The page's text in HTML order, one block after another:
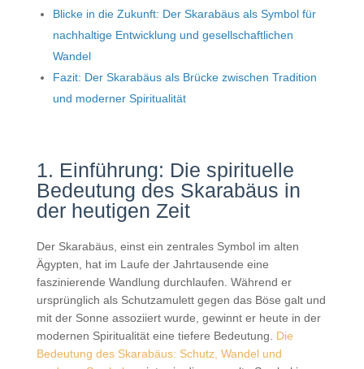
Blicke in die Zukunft: Der Skarabäus als Symbol für
nachhaltige Entwicklung und gesellschaftlichen
Wandel
Fazit: Der Skarabäus als Brücke zwischen Tradition
und moderner Spiritualität
1. Einführung: Die spirituelle
Bedeutung des Skarabäus in
der heutigen Zeit
Der Skarabäus, einst ein zentrales Symbol im alten
Ägypten, hat im Laufe der Jahrtausende eine
faszinierende Wandlung durchlaufen. Während er
ursprünglich als Schutzamulett gegen das Böse galt und
mit der Sonne assoziiert wurde, gewinnt er heute in der
modernen Spiritualität eine tiefere Bedeutung. Die
Bedeutung des Skarabäus: Schutz, Wandel und